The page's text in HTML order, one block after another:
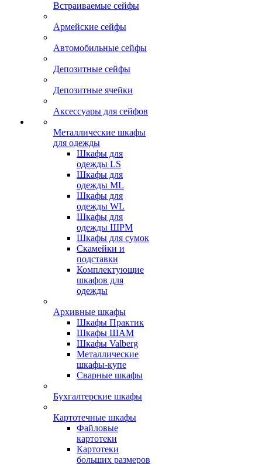
Встраиваемые сейфы
Армейские сейфы
Автомобильные сейфы
Депозитные сейфы
Депозитные ячейки
Аксессуары для сейфов
Металлические шкафы
для одежды
Шкафы для
одежды LS
Шкафы для
одежды ML
Шкафы для
одежды WL
Шкафы для
одежды ШРМ
Шкафы для сумок
Скамейки и
подставки
Комплектующие
шкафов для
одежды
Архивные шкафы
Шкафы Практик
Шкафы ШАМ
Шкафы Valberg
Металлические
шкафы-купе
Сварные шкафы
Бухгалтерские шкафы
Картотечные шкафы
Файловые
картотеки
Картотеки
больших размеров